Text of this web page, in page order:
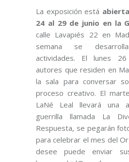
La exposición está
24 al 29 de junio en la
calle Lavapiés 22 en
semana se
actividades. El lunes
autores que residen en
la sala para conversar
proceso creativo. El
LaNé Leal llevará una
guerrilla llamada La
Respuesta, se pegarán
para celebrar el mes del
desee puede enviar